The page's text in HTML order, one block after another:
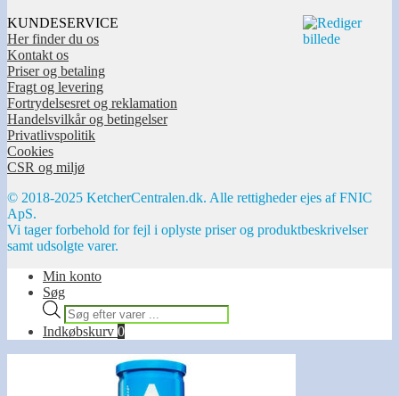
KUNDESERVICE
Her finder du os
Kontakt os
Priser og betaling
Fragt og levering
Fortrydelsesret og reklamation
Handelsvilkår og betingelser
Privatlivspolitik
Cookies
CSR og miljø
© 2018-2025 KetcherCentralen.dk. Alle rettigheder ejes af FNIC
ApS.
Vi tager forbehold for fejl i oplyste priser og produktbeskrivelser
samt udsolgte varer.
Min konto
Søg
Products
search
Indkøbskurv 0